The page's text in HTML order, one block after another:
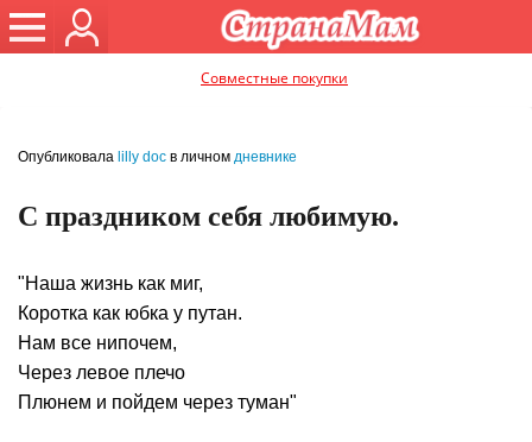
Совместные покупки
Опубликовала lilly doc в личном дневнике
С праздником себя любимую.
"Наша жизнь как миг,
Коротка как юбка у путан.
Нам все нипочем,
Через левое плечо
Плюнем и пойдем через туман"